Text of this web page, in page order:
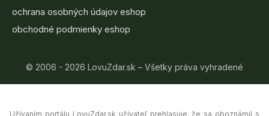
ochrana osobných údajov eshop
obchodné podmienky eshop
© 2006 - 2026 LovuZdar.sk – Všetky práva vyhradené
Užívaním portálu LovuZdar.sk užívateľ prehlasuje, že sa oboznámil s